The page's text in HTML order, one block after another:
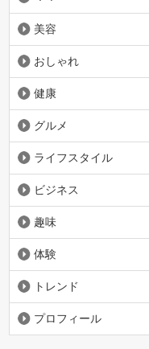
美容
おしゃれ
健康
グルメ
ライフスタイル
ビジネス
趣味
体験
トレンド
プロフィール